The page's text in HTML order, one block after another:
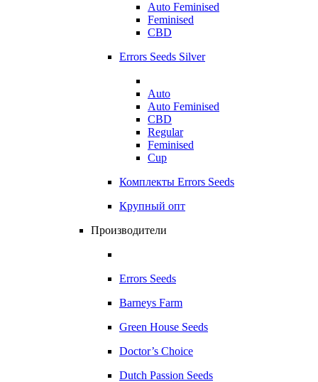
Auto Feminised
Feminised
CBD
Errors Seeds Silver
Auto
Auto Feminised
CBD
Regular
Feminised
Cup
Комплекты Errors Seeds
Крупный опт
Производители
Errors Seeds
Barneys Farm
Green House Seeds
Doctor’s Choice
Dutch Passion Seeds